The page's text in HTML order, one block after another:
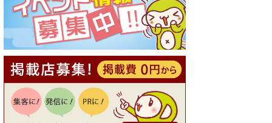
【ジモア読者特典1】料理全品
20％OFF ※18時以降（創作イ
タリアン Pia Cuore（ピアクオ
ーレ））
[有効期限]2026年9月30日
【ジモア限定②】初回割引 特
価 鼻毛脱毛 半額 2,200円⇒1,1
00円（メンズ専門ワックス脱
毛サロン Mickle（ミック
ル））
[有効期限]2026年9月30日